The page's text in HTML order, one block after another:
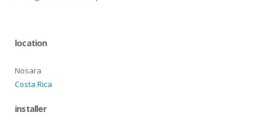
location
Nosara
Costa Rica
installer